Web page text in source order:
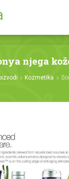
njega
Kozmetika